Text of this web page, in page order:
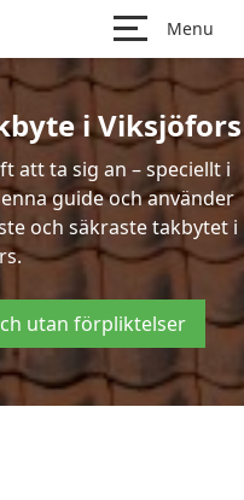
Menu
i Viksjöfors
att ta sig an – speciellt i
guide och använder
och säkraste takbytet i
utan förpliktelser